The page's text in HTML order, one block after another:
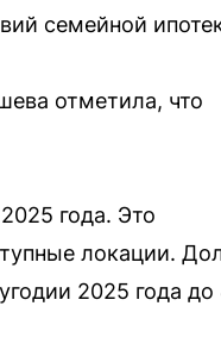
семейной
отметила, что
года. Это
локации.
2025 года до